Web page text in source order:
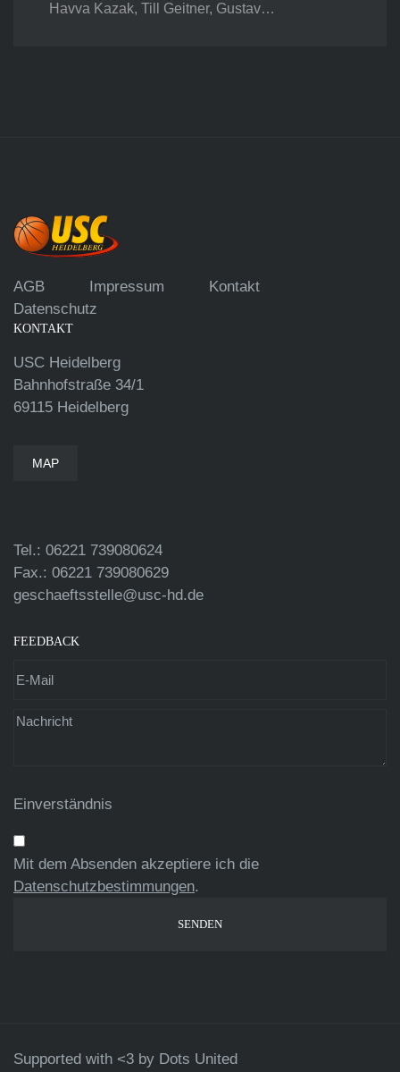
Havva Kazak, Till Geitner, Gustav…
AGB Impressum
Kontakt
Datenschutz
KONTAKT
USC Heidelberg
Bahnhofstraße 34/1
69115 Heidelberg
MAP
Tel.: 06221 739080624
Fax.: 06221 739080629
geschaeftsstelle@usc-hd.de
FEEDBACK
Einverständnis
Mit dem Absenden akzeptiere ich die
Datenschutzbestimmungen.
Supported with <3 by Dots United